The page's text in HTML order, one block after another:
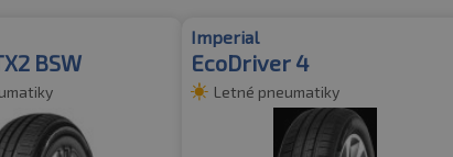
BSW
Imperial
EcoDriver 4
Letné pneumatiky